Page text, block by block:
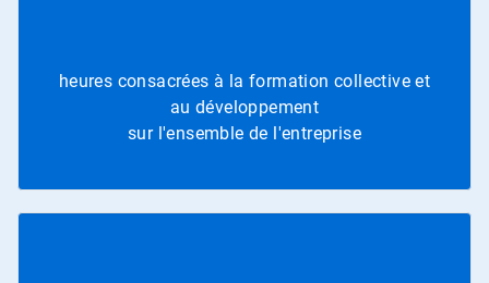
heures consacrées à la formation collective et
au développement
sur l'ensemble de l'entreprise